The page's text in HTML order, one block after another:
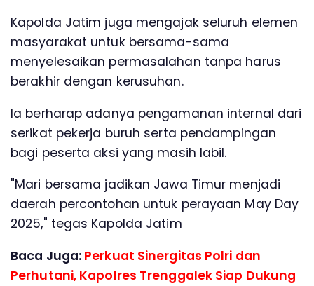
Kapolda Jatim juga mengajak seluruh elemen
masyarakat untuk bersama-sama
menyelesaikan permasalahan tanpa harus
berakhir dengan kerusuhan.
Ia berharap adanya pengamanan internal dari
serikat pekerja buruh serta pendampingan
bagi peserta aksi yang masih labil.
"Mari bersama jadikan Jawa Timur menjadi
daerah percontohan untuk perayaan May Day
2025," tegas Kapolda Jatim
Baca Juga: Perkuat Sinergitas Polri dan
Perhutani, Kapolres Trenggalek Siap Dukung